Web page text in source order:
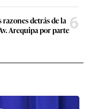
detrás de la
Arequipa por parte6